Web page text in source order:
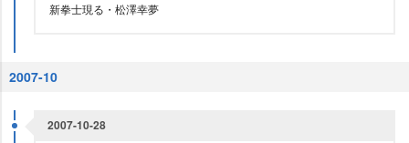
新拳士現る・松澤幸夢
2007-10
2007-10-28